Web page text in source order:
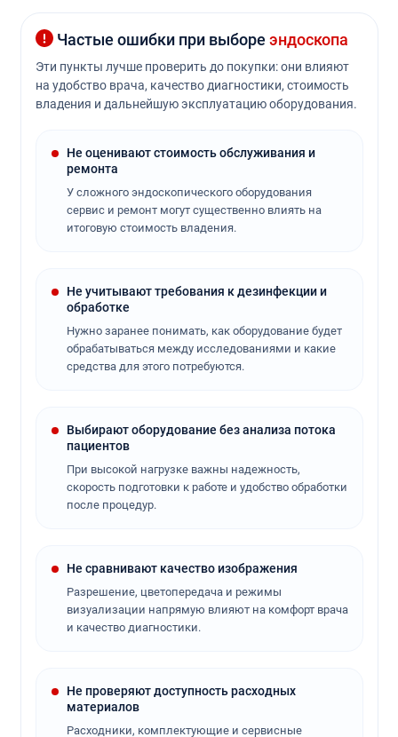
Частые ошибки при выборе эндоскопа
Эти пункты лучше проверить до покупки: они влияют
на удобство врача, качество диагностики, стоимость
владения и дальнейшую эксплуатацию оборудования.
Не оценивают стоимость обслуживания и
ремонта
У сложного эндоскопического оборудования
сервис и ремонт могут существенно влиять на
итоговую стоимость владения.
Не учитывают требования к дезинфекции и
обработке
Нужно заранее понимать, как оборудование будет
обрабатываться между исследованиями и какие
средства для этого потребуются.
Выбирают оборудование без анализа потока
пациентов
При высокой нагрузке важны надежность,
скорость подготовки к работе и удобство обработки
после процедур.
Не сравнивают качество изображения
Разрешение, цветопередача и режимы
визуализации напрямую влияют на комфорт врача
и качество диагностики.
Не проверяют доступность расходных
материалов
Расходники, комплектующие и сервисные